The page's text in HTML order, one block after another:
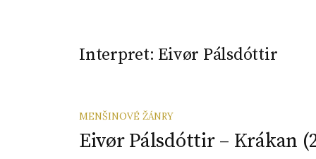
Interpret: Eivør Pálsdóttir
MENŠINOVÉ ŽÁNRY
Eivør Pálsdóttir – Krákan